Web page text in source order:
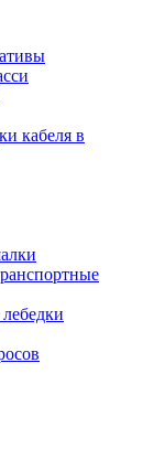
кабеля в